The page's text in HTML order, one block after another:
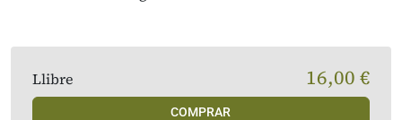
Llibre 16,00 €
COMPRAR